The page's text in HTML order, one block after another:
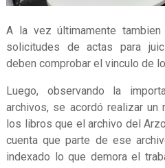
A la vez últimamente
solicitudes de actas para
deben comprobar el vinculo de
Luego, observando la
archivos, se acordó realizar un
los libros que el archivo del
cuenta que parte de ese
indexado lo que demora el